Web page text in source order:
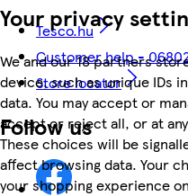
Your privacy
We and our 18 partners
device, such as unique IDs
data. You may accept or
accept or reject all, or at
These choices will be
affect browsing data. Your
your shopping experience
Tesco.hu
Customer help -
Store locator
Follow us